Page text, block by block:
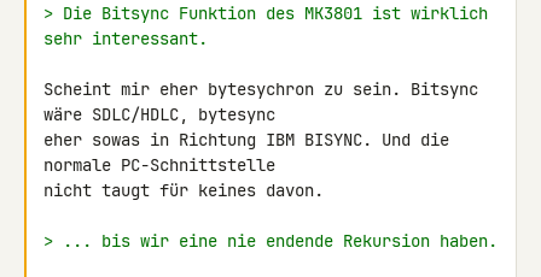
> Die Bitsync Funktion des MK3801 ist wirklich
sehr interessant.
Scheint mir eher bytesychron zu sein. Bitsync
wäre SDLC/HDLC, bytesync
eher sowas in Richtung IBM BISYNC. Und die
normale PC-Schnittstelle
nicht taugt für keines davon.
> ... bis wir eine nie endende Rekursion haben.